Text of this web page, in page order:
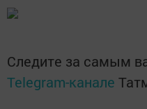
Следите за самым
Telegram-канале